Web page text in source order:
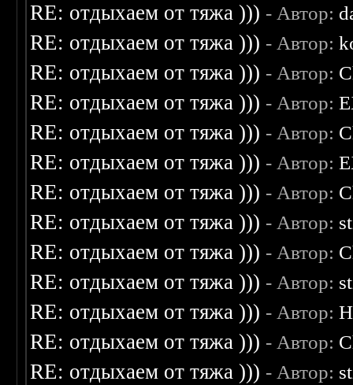
RE: отдыхаем от тяжа ))) - Автор:
RE: отдыхаем от тяжа ))) - Автор:
RE: отдыхаем от тяжа ))) - Автор:
RE: отдыхаем от тяжа ))) - Автор:
RE: отдыхаем от тяжа ))) - Автор:
RE: отдыхаем от тяжа ))) - Автор:
RE: отдыхаем от тяжа ))) - Автор:
RE: отдыхаем от тяжа ))) - Автор:
RE: отдыхаем от тяжа ))) - Автор:
RE: отдыхаем от тяжа ))) - Автор:
RE: отдыхаем от тяжа ))) - Автор:
RE: отдыхаем от тяжа ))) - Автор:
RE: отдыхаем от тяжа ))) - Автор: